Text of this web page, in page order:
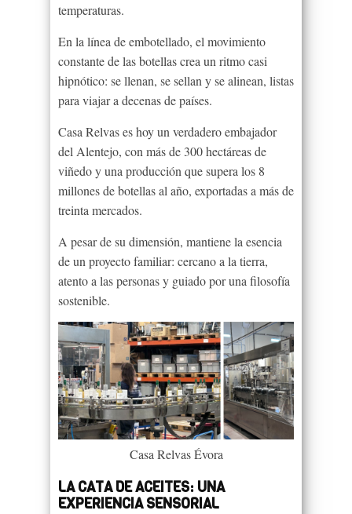
temperaturas.
En la línea de embotellado, el movimiento
constante de las botellas crea un ritmo casi
hipnótico: se llenan, se sellan y se alinean, listas
para viajar a decenas de países.
Casa Relvas es hoy un verdadero embajador
del Alentejo, con más de 300 hectáreas de
viñedo y una producción que supera los 8
millones de botellas al año, exportadas a más de
treinta mercados.
A pesar de su dimensión, mantiene la esencia
de un proyecto familiar: cercano a la tierra,
atento a las personas y guiado por una filosofía
sostenible.
Casa Relvas Évora
LA CATA DE ACEITES: UNA
EXPERIENCIA SENSORIAL